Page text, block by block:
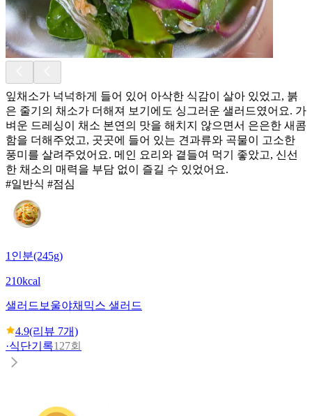
잎채소가 넉넉하게 들어 있어 아삭한 식감이 살아 있었고, 붉
은 줄기의 채소가 더해져 보기에도 싱그러운 샐러드였어요. 가
벼운 드레싱이 채소 본연의 맛을 해치지 않으면서 은은한 새콤
함을 더해주었고, 곳곳에 들어 있는 견과류와 곡물이 고소한
풍미를 살려주었어요. 메인 요리와 곁들여 먹기 좋았고, 신선
한 채소의 매력을 부담 없이 즐길 수 있었어요.
#일반식 #점심
1인분(245g)
210kcal
샐러드보울야채믹스 샐러드
4.9(리뷰 7개)
·식단기록127회